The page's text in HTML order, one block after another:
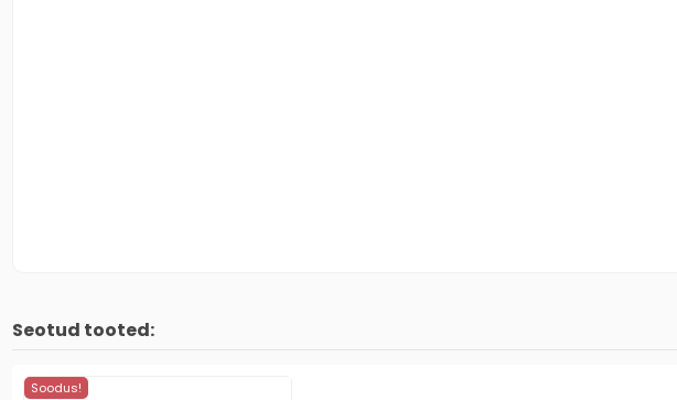
Seotud tooted:
Soodus!